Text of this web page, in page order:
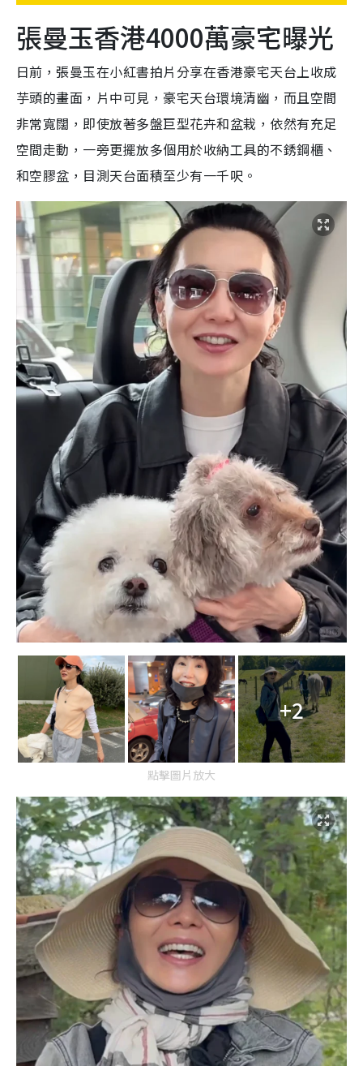
張曼玉香港4000萬豪宅曝光
日前，張曼玉在小紅書拍片分享在香港豪宅天台上收成
芋頭的畫面，片中可見，豪宅天台環境清幽，而且空間
非常寬闊，即使放著多盤巨型花卉和盆栽，依然有充足
空間走動，一旁更擺放多個用於收納工具的不銹鋼櫃、
和空膠盆，目測天台面積至少有一千呎。
+2
點擊圖片放大